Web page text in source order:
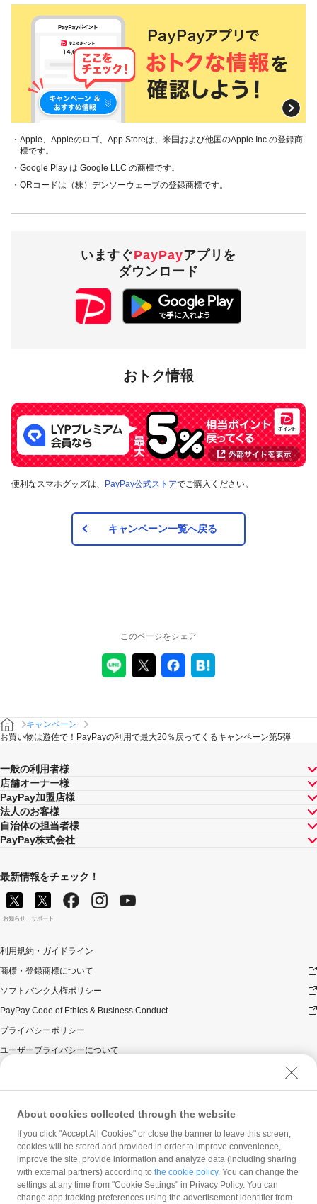
・Apple、Appleのロゴ、App Storeは、米国および他国のApple Inc.の登録商
標です。
・Google Play は Google LLC の商標です。
・QRコードは（株）デンソーウェーブの登録商標です。
いますぐPayPayアプリを
ダウンロード
おトク情報
便利なスマホグッズは、 PayPay公式ストアでご購入ください。
キャンペーン一覧へ戻る
このページをシェア
キャンペーン
お買い物は遊佐で！PayPayの利用で最大20％戻ってくるキャンペーン第5弾
一般の利用者様
店舗オーナー様
PayPay加盟店様
法人のお客様
自治体の担当者様
PayPay株式会社
最新情報をチェック！
お知らせ サポート
利用規約・ガイドライン
商標・登録商標について
ソフトバンク人権ポリシー
PayPay Code of Ethics & Business Conduct
プライバシーポリシー
ユーザープライバシーについて
ウェブサイト利用規約
反社会的勢力に対する方針
勧誘方針
マネロン等基本方針
カスタマーハラスメントに関する当社の考え方
About cookies collected through the website
If you click "Accept All Cookies" or close the banner to leave this screen,
cookies will be stored and provided in order to improve convenience,
improve the site, provide information and analyze data (including sharing
with external partners) according to the cookie policy. You can change the
settings at any time from "Cookie Settings" in Privacy Policy. You can
change app tracking preferences using the advertisement identifier from